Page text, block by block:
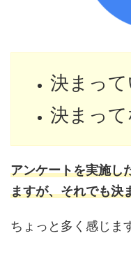
決まっ
決まっ
アンケートを実施し
ますが、それでも決
ちょっと多く感じま